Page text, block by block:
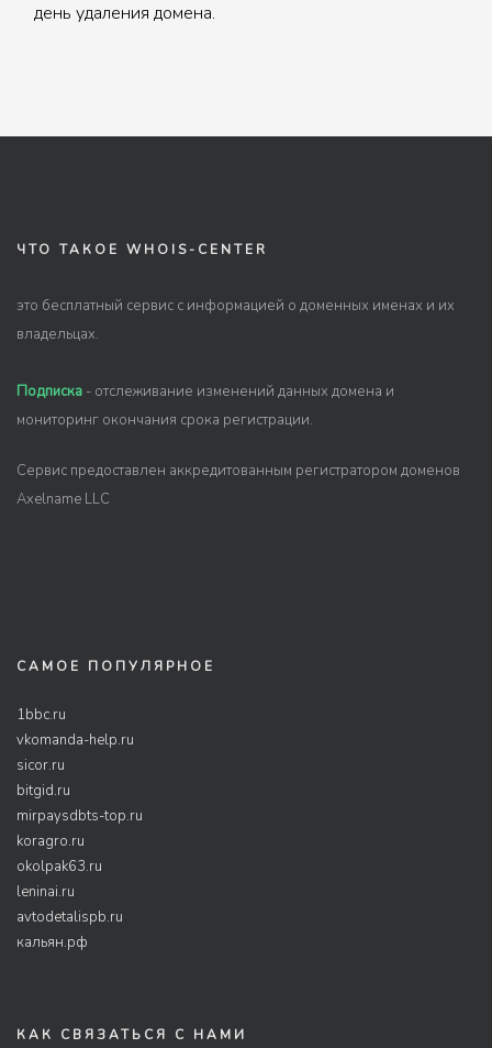
день удаления домена.
ЧТО ТАКОЕ WHOIS-CENTER
это бесплатный сервис с информацией о доменных именах и их
владельцах.
Подписка - отслеживание изменений данных домена и
мониторинг окончания срока регистрации.
Сервис предоставлен аккредитованным регистратором доменов
Axelname LLC
САМОЕ ПОПУЛЯРНОЕ
1bbc.ru
vkomanda-help.ru
sicor.ru
bitgid.ru
mirpaysdbts-top.ru
koragro.ru
okolpak63.ru
leninai.ru
avtodetalispb.ru
кальян.рф
КАК СВЯЗАТЬСЯ С НАМИ